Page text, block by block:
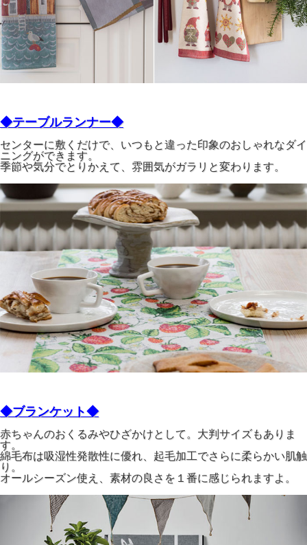
◆テーブルランナー◆
センターに敷くだけで、いつもと違った印象のおしゃれなダイ
ニングができます。
季節や気分でとりかえて、雰囲気がガラリと変わります。
◆ブランケット◆
赤ちゃんのおくるみやひざかけとして。大判サイズもありま
す。
綿毛布は吸湿性発散性に優れ、起毛加工でさらに柔らかい肌触
り。
オールシーズン使え、素材の良さを１番に感じられますよ。